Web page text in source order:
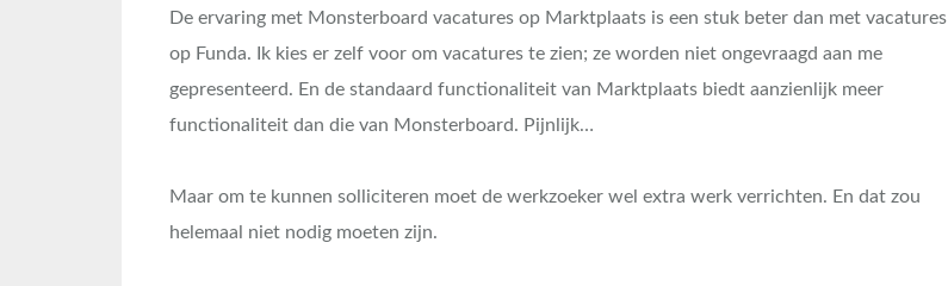
De ervaring met Monsterboard vacatures op Marktplaats is een stuk beter dan met vacatures
op Funda. Ik kies er zelf voor om vacatures te zien; ze worden niet ongevraagd aan me
gepresenteerd. En de standaard functionaliteit van Marktplaats biedt aanzienlijk meer
functionaliteit dan die van Monsterboard. Pijnlijk…
Maar om te kunnen solliciteren moet de werkzoeker wel extra werk verrichten. En dat zou
helemaal niet nodig moeten zijn.